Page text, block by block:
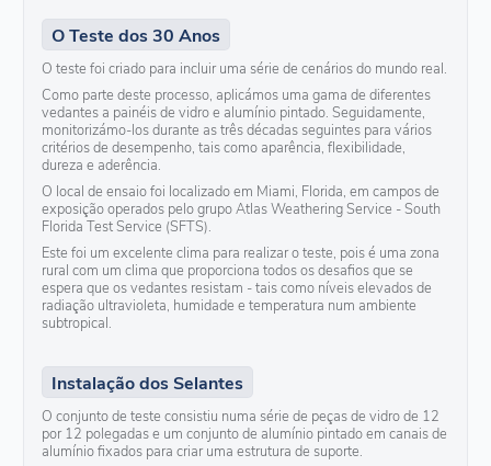
O Teste dos 30 Anos
O teste foi criado para incluir uma série de cenários do mundo real.
Como parte deste processo, aplicámos uma gama de diferentes
vedantes a painéis de vidro e alumínio pintado. Seguidamente,
monitorizámo-los durante as três décadas seguintes para vários
critérios de desempenho, tais como aparência, flexibilidade,
dureza e aderência.
O local de ensaio foi localizado em Miami, Florida, em campos de
exposição operados pelo grupo Atlas Weathering Service - South
Florida Test Service (SFTS).
Este foi um excelente clima para realizar o teste, pois é uma zona
rural com um clima que proporciona todos os desafios que se
espera que os vedantes resistam - tais como níveis elevados de
radiação ultravioleta, humidade e temperatura num ambiente
subtropical.
Instalação dos Selantes
O conjunto de teste consistiu numa série de peças de vidro de 12
por 12 polegadas e um conjunto de alumínio pintado em canais de
alumínio fixados para criar uma estrutura de suporte.